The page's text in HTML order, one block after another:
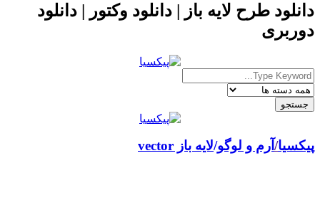
دانلود طرح لایه باز | دانلود وکتور | دانلود
دوربری
پیکسیا/ لایه باز vector آرم و لوگو